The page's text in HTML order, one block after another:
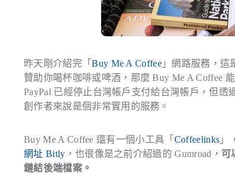
昨天剛介紹完「Buy Me A Coffee 」網路服務，這
贊助你喝杯咖啡或啤酒，那麼 Buy Me A Coffee
PayPal 已經停止台灣帳戶支付給台灣帳戶，但
創作者來說是個非常實用的服務。
Buy Me A Coffee 還有一個小工具「 Coffeelinks 」
網址 Bitly ，也很像是之前介紹過的 Gumroad， 可
鏈結後端檔案。